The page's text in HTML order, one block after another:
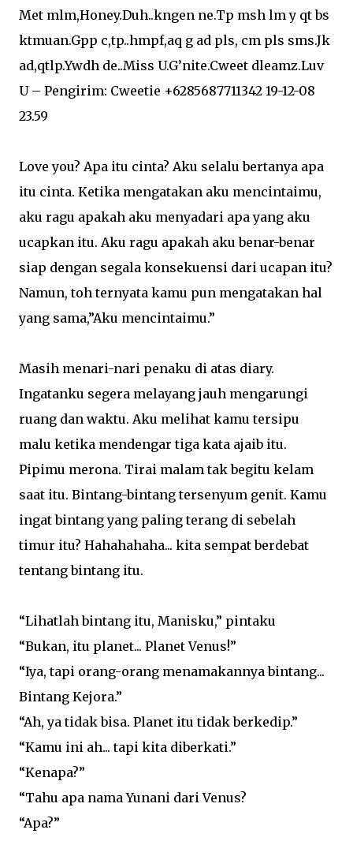
Met mlm,Honey.Duh..kngen ne.Tp msh lm y qt bs
ktmuan.Gpp c,tp..hmpf,aq g ad pls, cm pls sms.Jk
ad,qtlp.Ywdh de..Miss U.G’nite.Cweet dleamz.Luv
U – Pengirim: Cweetie +6285687711342 19-12-08
23.59
Love you? Apa itu cinta? Aku selalu bertanya apa
itu cinta. Ketika mengatakan aku mencintaimu,
aku ragu apakah aku menyadari apa yang aku
ucapkan itu. Aku ragu apakah aku benar-benar
siap dengan segala konsekuensi dari ucapan itu?
Namun, toh ternyata kamu pun mengatakan hal
yang sama,”Aku mencintaimu.”
Masih menari-nari penaku di atas diary.
Ingatanku segera melayang jauh mengarungi
ruang dan waktu. Aku melihat kamu tersipu
malu ketika mendengar tiga kata ajaib itu.
Pipimu merona. Tirai malam tak begitu kelam
saat itu. Bintang-bintang tersenyum genit. Kamu
ingat bintang yang paling terang di sebelah
timur itu? Hahahahaha... kita sempat berdebat
tentang bintang itu.
“Lihatlah bintang itu, Manisku,” pintaku
“Bukan, itu planet... Planet Venus!”
“Iya, tapi orang-orang menamakannya bintang...
Bintang Kejora.”
“Ah, ya tidak bisa. Planet itu tidak berkedip.”
“Kamu ini ah... tapi kita diberkati.”
“Kenapa?”
“Tahu apa nama Yunani dari Venus?
“Apa?”